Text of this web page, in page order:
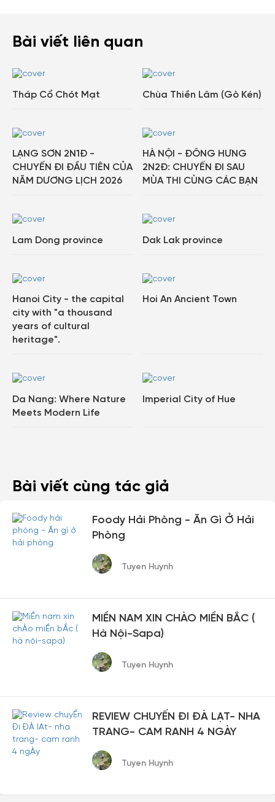
Bài viết liên quan
Tháp Cổ Chót Mạt Chùa Thiền Lâm (Gò Kén)
LẠNG SƠN 2N1Đ -
CHUYẾN ĐI ĐẦU TIÊN CỦA
NĂM DƯƠNG LỊCH 2026
HÀ NỘI - ĐÔNG HƯNG
2N2Đ: CHUYẾN ĐI SAU
MÙA THI CÙNG CÁC BẠN
Lam Dong province Dak Lak province
Hanoi City - the capital
city with "a thousand
years of cultural
heritage".
Hoi An Ancient Town
Da Nang: Where Nature
Meets Modern Life
Imperial City of Hue
Bài viết cùng tác giả
Foody Hải Phòng - Ăn Gì Ở Hải
Phòng
Tuyen Huynh
MIỀN NAM XIN CHÀO MIỀN BẮC (
Hà Nội-Sapa)
Tuyen Huynh
REVIEW CHUYẾN ĐI ĐÀ LẠT- NHA
TRANG- CAM RANH 4 NGÀY
Tuyen Huynh